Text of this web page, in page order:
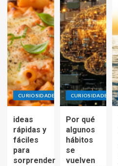
CURIOSIDADES
ideas
rápidas y
fáciles
para
sorprender
CURIOSIDADES
Por qué
algunos
hábitos
se
vuelven